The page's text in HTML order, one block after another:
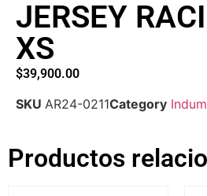
JERSEY
XS
$39,900.00
SKU AR24-0211Category
Productos